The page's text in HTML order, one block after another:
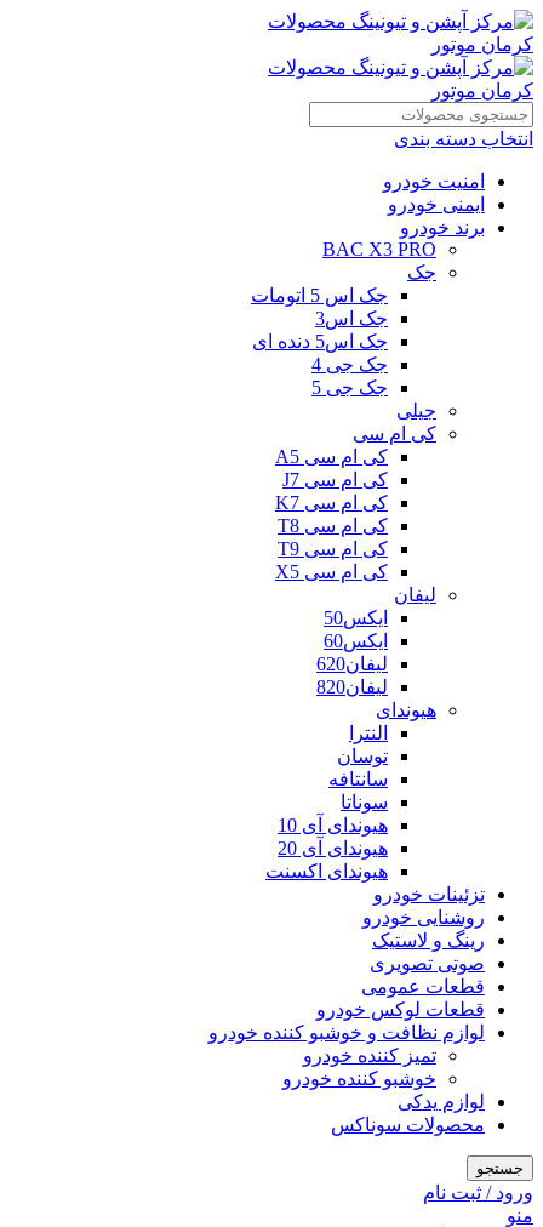
انتخاب دسته بندی
امنیت خودرو
ایمنی خودرو
برند خودرو
BAC X3 PRO
جک
جک اس 5 اتومات
جک اس3
جک اس5 دنده ای
جک جی 4
جک جی 5
جیلی
کی ام سی
کی ام سی A5
کی ام سی J7
کی ام سی K7
کی ام سی T8
کی ام سی T9
کی ام سی X5
لیفان
ایکس50
ایکس60
لیفان620
لیفان820
هیوندای
النترا
توسان
سانتافه
سوناتا
هیوندای آی 10
هیوندای آی 20
هیوندای اکسنت
تزئینات خودرو
روشنایی خودرو
رینگ و لاستیک
صوتی تصویری
قطعات عمومی
قطعات لوکس خودرو
لوازم نظافت و خوشبو کننده خودرو
تمیز کننده خودرو
خوشبو کننده خودرو
لوازم یدکی
محصولات سوناکس
جستجو
ورود / ثبت نام
منو